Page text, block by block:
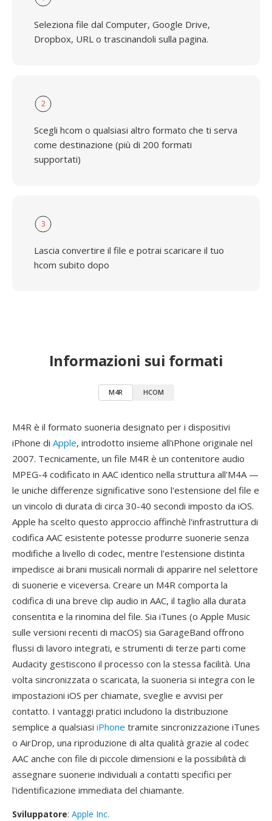
Seleziona file dal Computer, Google Drive,
Dropbox, URL o trascinandoli sulla pagina.
2
Scegli hcom o qualsiasi altro formato che ti serva
come destinazione (più di 200 formati
supportati)
3
Lascia convertire il file e potrai scaricare il tuo
hcom subito dopo
Informazioni sui formati
M4R HCOM
M4R è il formato suoneria designato per i dispositivi
iPhone di Apple, introdotto insieme all'iPhone originale nel
2007. Tecnicamente, un file M4R è un contenitore audio
MPEG-4 codificato in AAC identico nella struttura all'M4A —
le uniche differenze significative sono l'estensione del file e
un vincolo di durata di circa 30-40 secondi imposto da iOS.
Apple ha scelto questo approccio affinchè l'infrastruttura di
codifica AAC esistente potesse produrre suonerie senza
modifiche a livello di codec, mentre l'estensione distinta
impedisce ai brani musicali normali di apparire nel selettore
di suonerie e viceversa. Creare un M4R comporta la
codifica di una breve clip audio in AAC, il taglio alla durata
consentita e la rinomina del file. Sia iTunes (o Apple Music
sulle versioni recenti di macOS) sia GarageBand offrono
flussi di lavoro integrati, e strumenti di terze parti come
Audacity gestiscono il processo con la stessa facilità. Una
volta sincronizzata o scaricata, la suoneria si integra con le
impostazioni iOS per chiamate, sveglie e avvisi per
contatto. I vantaggi pratici includono la distribuzione
semplice a qualsiasi iPhone tramite sincronizzazione iTunes
o AirDrop, una riproduzione di alta qualità grazie al codec
AAC anche con file di piccole dimensioni e la possibilità di
assegnare suonerie individuali a contatti specifici per
l'identificazione immediata del chiamante.
Sviluppatore: Apple Inc.